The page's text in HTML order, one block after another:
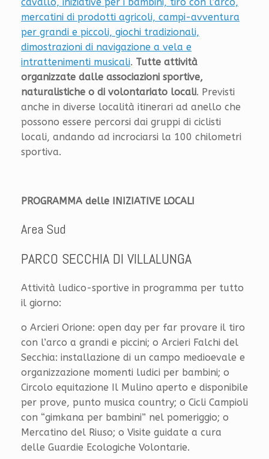
mercatini di prodotti agricoli, campi-avventura
per grandi e piccoli, giochi tradizionali,
dimostrazioni di navigazione a vela e
intrattenimenti musicali. Tutte attività
organizzate dalle associazioni sportive,
naturalistiche o di volontariato locali. Previsti
anche in diverse località itinerari ad anello che
possono essere percorsi dai gruppi di ciclisti
locali, andando ad incrociarsi la 100 chilometri
sportiva.
PROGRAMMA delle INIZIATIVE LOCALI
Area Sud
PARCO SECCHIA DI VILLALUNGA
Attività ludico-sportive in programma per tutto
il giorno:
o Arcieri Orione: open day per far provare il tiro
con l’arco a grandi e piccini; o Arcieri Falchi del
Secchia: installazione di un campo medioevale e
organizzazione momenti ludici per bambini; o
Circolo equitazione Il Mulino aperto e disponibile
per prove, punto musica country; o Cicli Campioli
con “gimkana per bambini” nel pomeriggio; o
Mercatino del Riuso; o Visite guidate a cura
delle Guardie Ecologiche Volontarie.